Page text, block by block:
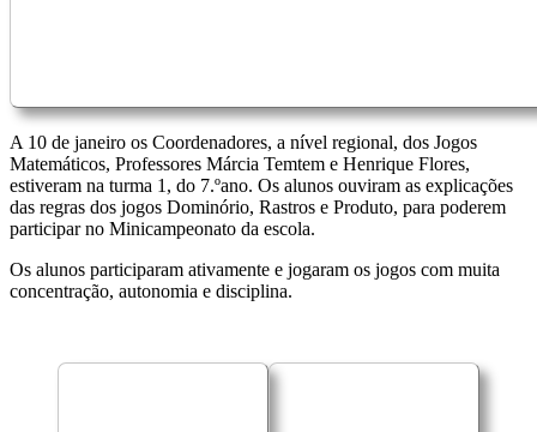
A 10 de janeiro os Coordenadores, a nível regional, dos Jogos
Matemáticos, Professores Márcia Temtem e Henrique Flores,
estiveram na turma 1, do 7.ºano. Os alunos ouviram as explicações
das regras dos jogos Dominório, Rastros e Produto, para poderem
participar no Minicampeonato da escola.
Os alunos participaram ativamente e jogaram os jogos com muita
concentração, autonomia e disciplina.